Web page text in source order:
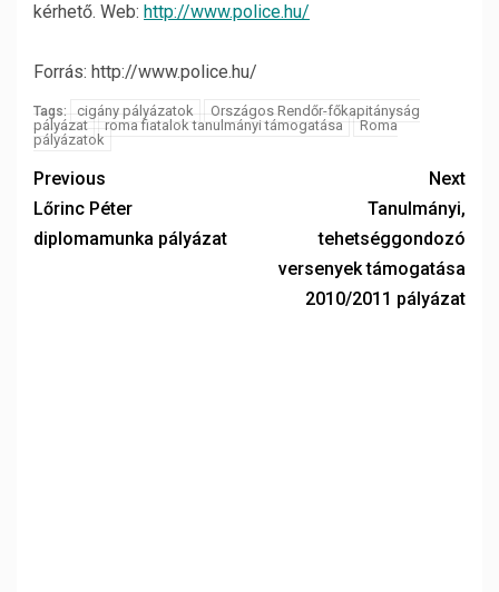
kérhető. Web: http://www.police.hu/
Forrás: http://www.police.hu/
Tags: cigány pályázatok
Országos Rendőr-főkapitányság
pályázat
roma fiatalok tanulmányi támogatása
Roma
pályázatok
Previous
Lőrinc Péter
diplomamunka pályázat
Next
Tanulmányi,
tehetséggondozó
versenyek támogatása
2010/2011 pályázat